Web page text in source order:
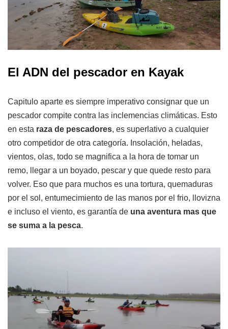
El ADN del pescador en Kayak
Capitulo aparte es siempre imperativo consignar que un
pescador compite contra las inclemencias climáticas. Esto
en esta raza de pescadores, es superlativo a cualquier
otro competidor de otra categoría. Insolación, heladas,
vientos, olas, todo se magnifica a la hora de tomar un
remo, llegar a un boyado, pescar y que quede resto para
volver. Eso que para muchos es una tortura, quemaduras
por el sol, entumecimiento de las manos por el frio, llovizna
e incluso el viento, es garantía de una aventura mas que
se suma a la pesca.